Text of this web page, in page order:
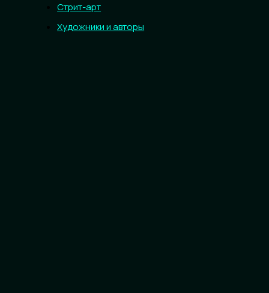
Стрит-арт
Художники и авторы